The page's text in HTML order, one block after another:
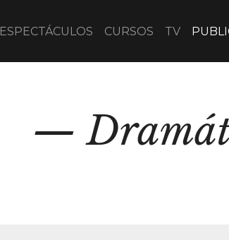
ESPECTÁCULOS CURSOS TV